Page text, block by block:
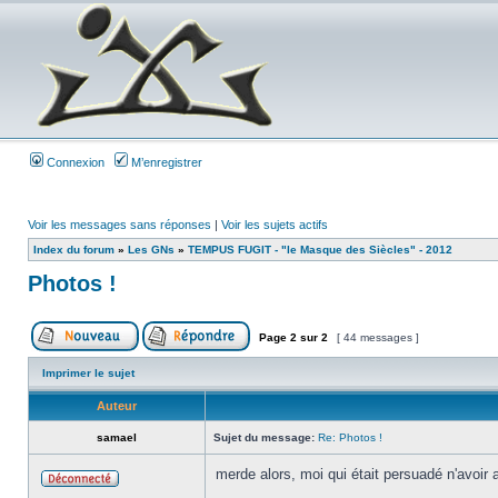
Connexion M’enregistrer
Voir les messages sans réponses | Voir les sujets actifs
Index du forum » Les GNs » TEMPUS FUGIT - "le Masque des Siècles" - 2012
Photos !
Page 2 sur 2 [ 44 messages ]
Imprimer le sujet
Auteur
samael Sujet du message: Re: Photos !
merde alors, moi qui était persuadé n'avoir